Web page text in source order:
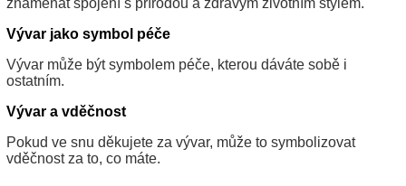
znamenat spojení s přírodou a zdravým životním stylem.
Vývar jako symbol péče
Vývar může být symbolem péče, kterou dáváte sobě i
ostatním.
Vývar a vděčnost
Pokud ve snu děkujete za vývar, může to symbolizovat
vděčnost za to, co máte.